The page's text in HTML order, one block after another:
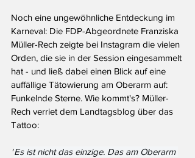
Noch eine ungewöhnliche Entdeckung im
Karneval: Die FDP-Abgeordnete Franziska
Müller-Rech zeigte bei Instagram die vielen
Orden, die sie in der Session eingesammelt
hat - und ließ dabei einen Blick auf eine
auffällige Tätowierung am Oberarm auf:
Funkelnde Sterne. Wie kommt's? Müller-
Rech verriet dem Landtagsblog über das
Tattoo:
"Es ist nicht das einzige. Das am Oberarm